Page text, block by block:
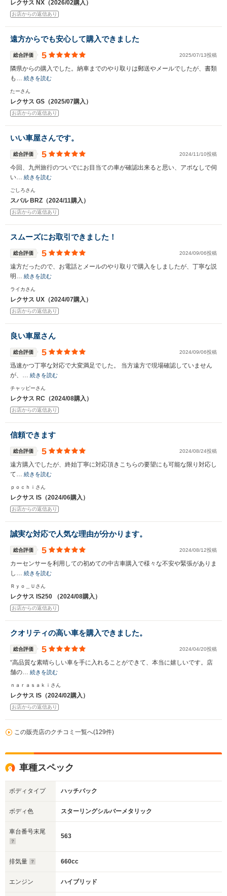
レクサス NX（2026/02購入）
お店からの返信あり
遠方からでも安心して購入できました
総合評価 5 2025/07/13投稿
隣県からの購入でした。納車までのやり取りは郵送やメールでしたが、書類
も… 続きを読む
たーさん
レクサス GS（2025/07購入）
お店からの返信あり
いい車屋さんです。
総合評価 5 2024/11/10投稿
今回、九州旅行のついでにお目当ての車が確認出来ると思い、アポなしで伺
い… 続きを読む
ごしろさん
スバル BRZ（2024/11購入）
お店からの返信あり
スムーズにお取引できました！
総合評価 5 2024/09/06投稿
遠方だったので、お電話とメールのやり取りで購入をしましたが、丁寧な説
明… 続きを読む
ライカさん
レクサス UX（2024/07購入）
お店からの返信あり
良い車屋さん
総合評価 5 2024/09/06投稿
迅速かつ丁寧な対応で大変満足でした。 当方遠方で現場確認していません
が、… 続きを読む
チャッピーさん
レクサス RC（2024/08購入）
お店からの返信あり
信頼できます
総合評価 5 2024/08/24投稿
遠方購入でしたが、終始丁寧に対応頂きこちらの要望にも可能な限り対応し
て… 続きを読む
ｐｏｃｈｉさん
レクサス IS（2024/06購入）
お店からの返信あり
誠実な対応で人気な理由が分かります。
総合評価 5 2024/08/12投稿
カーセンサーを利用しての初めての中古車購入で様々な不安や緊張がありま
し… 続きを読む
Ｒｙｏ＿Ｕさん
レクサス IS250 （2024/08購入）
お店からの返信あり
クオリティの高い車を購入できました。
総合評価 5 2024/04/20投稿
“高品質な素晴らしい車を手に入れることができて、本当に嬉しいです。店
舗の… 続きを読む
ｎａｒａｓａｋｉさん
レクサス IS（2024/02購入）
お店からの返信あり
この販売店のクチコミ一覧へ(129件)
車種スペック
ボディタイプ ハッチバック
ボディ色 スターリングシルバーメタリック
車台番号末尾
563
排気量 660cc
エンジン ハイブリッド